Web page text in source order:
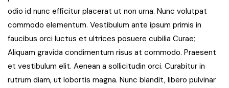
odio id nunc efficitur placerat ut non urna. Nunc volutpat
commodo elementum. Vestibulum ante ipsum primis in
faucibus orci luctus et ultrices posuere cubilia Curae;
Aliquam gravida condimentum risus at commodo. Praesent
et vestibulum elit. Aenean a sollicitudin orci. Curabitur in
rutrum diam, ut lobortis magna. Nunc blandit, libero pulvinar